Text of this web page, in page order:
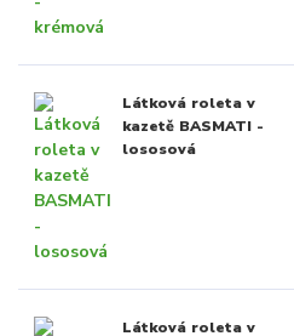
Látková roleta v
kazetě BASMATI -
lososová
Látková roleta v